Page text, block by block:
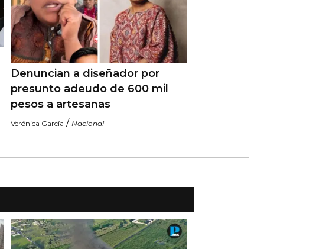
Denuncian a diseñador por
presunto adeudo de 600 mil
pesos a artesanas
Verónica García / Nacional